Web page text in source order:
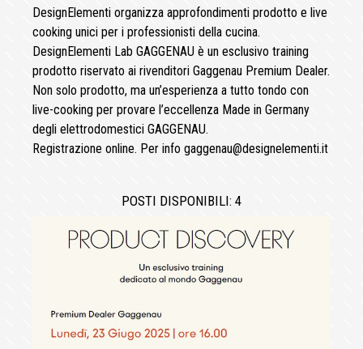
DesignElementi organizza approfondimenti prodotto e live
cooking unici per i professionisti della cucina.
DesignElementi Lab GAGGENAU è un esclusivo training
prodotto riservato ai rivenditori Gaggenau Premium Dealer.
Non solo prodotto, ma un’esperienza a tutto tondo con
live-cooking per provare l’eccellenza Made in Germany
degli elettrodomestici GAGGENAU.
Registrazione online. Per info gaggenau@designelementi.it
POSTI DISPONIBILI: 4